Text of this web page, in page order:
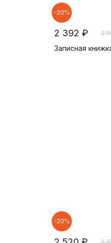
-20%
2 392 ₽ 2
Записная
-20%
3